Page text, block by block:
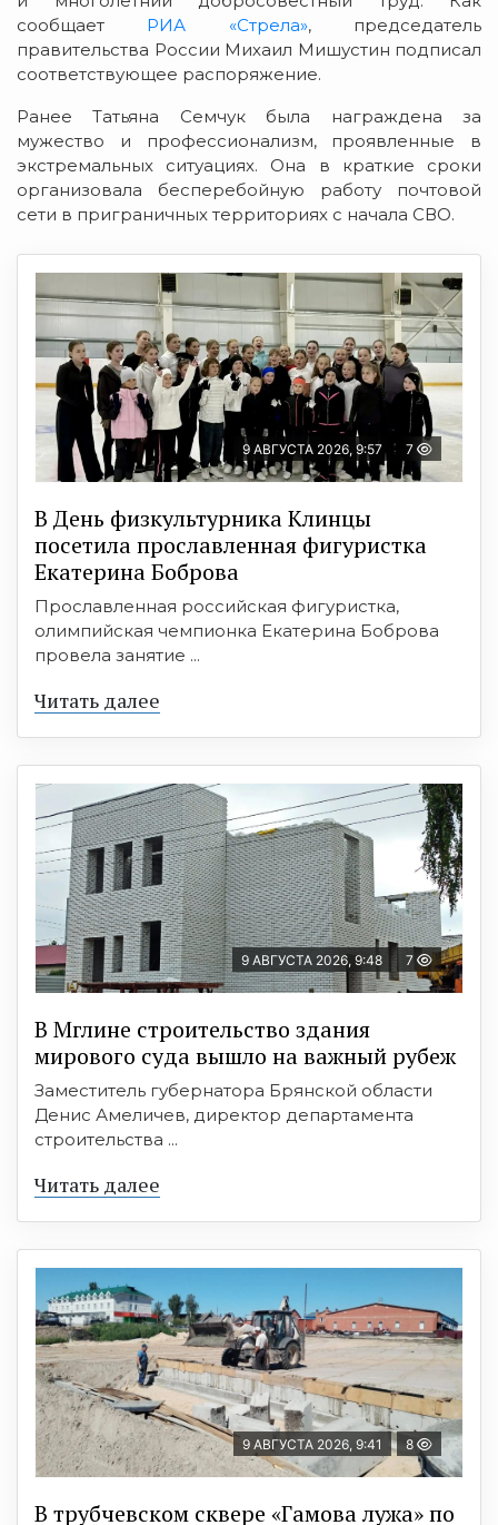
сообщает РИА «Стрела», председатель
правительства России Михаил Мишустин подписал
соответствующее распоряжение.
Ранее Татьяна Семчук была награждена за
мужество и профессионализм, проявленные в
экстремальных ситуациях. Она в краткие сроки
организовала бесперебойную работу почтовой
сети в приграничных территориях с начала СВО.
9 АВГУСТА 2026, 9:57 7
В День физкультурника Клинцы
посетила прославленная фигуристка
Екатерина Боброва
Прославленная российская фигуристка,
олимпийская чемпионка Екатерина Боброва
провела занятие ...
Читать далее
9 АВГУСТА 2026, 9:48 7
В Мглине строительство здания
мирового суда вышло на важный рубеж
Заместитель губернатора Брянской области
Денис Амеличев, директор департамента
строительства ...
Читать далее
9 АВГУСТА 2026, 9:41 8
В трубчевском сквере «Гамова лужа» по